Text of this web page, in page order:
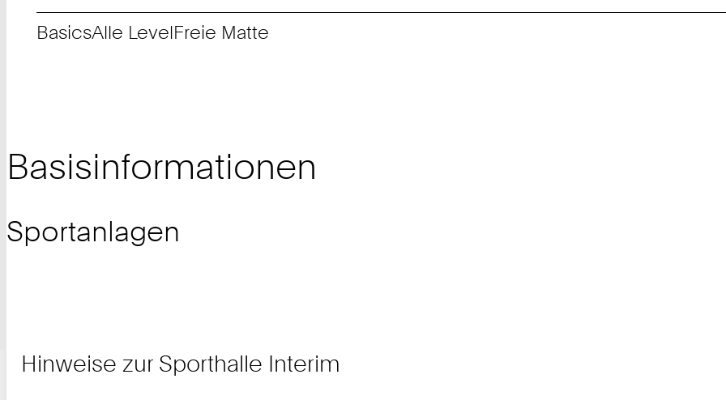
BasicsAlle LevelFreie Matte
Basisinformationen
Sportanlagen
Hinweise zur Sporthalle Interim